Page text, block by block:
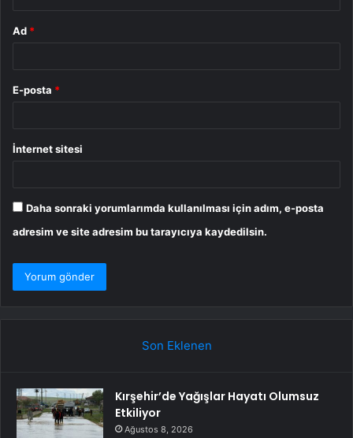
Ad *
E-posta *
İnternet sitesi
Daha sonraki yorumlarımda kullanılması için adım, e-posta
adresim ve site adresim bu tarayıcıya kaydedilsin.
Son Eklenen
Kırşehir’de Yağışlar Hayatı Olumsuz
Etkiliyor
Ağustos 8, 2026